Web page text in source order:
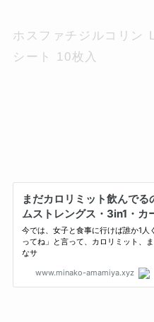
ホスファチジルコリン
シート 10枚入